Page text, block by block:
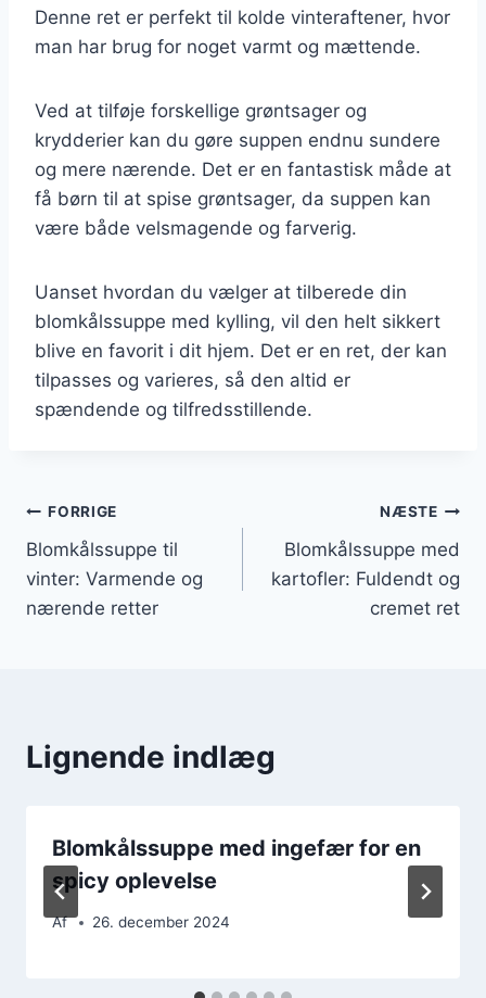
Denne ret er perfekt til kolde vinteraftener, hvor
man har brug for noget varmt og mættende.
Ved at tilføje forskellige grøntsager og
krydderier kan du gøre suppen endnu sundere
og mere nærende. Det er en fantastisk måde at
få børn til at spise grøntsager, da suppen kan
være både velsmagende og farverig.
Uanset hvordan du vælger at tilberede din
blomkålssuppe med kylling, vil den helt sikkert
blive en favorit i dit hjem. Det er en ret, der kan
tilpasses og varieres, så den altid er
spændende og tilfredsstillende.
Indlægsnavigation
FORRIGE
Blomkålssuppe til
vinter: Varmende og
nærende retter
NÆSTE
Blomkålssuppe med
kartofler: Fuldendt og
cremet ret
Lignende indlæg
Blomkålssuppe med ingefær for en
spicy oplevelse
Af 26. december 2024